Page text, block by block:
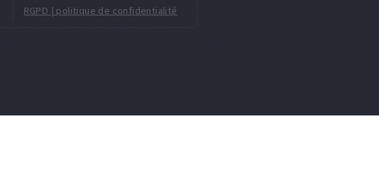
RGPD | politique de confidentialité